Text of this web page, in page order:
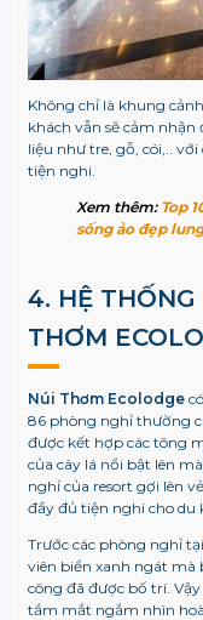
Không chỉ là khung
khách vẫn sẽ cảm
liệu như tre, gỗ, cói,..
tiện nghi.
Xem thêm: Top
sống ảo đẹp
4. HỆ
THƠM
Núi Thơm Ecolodge
86 phòng nghỉ thường
được kết hợp các tông
của cây lá nổi bật lên
nghỉ của resort gợi lên
đầy đủ tiện nghi cho du
Trước các phòng nghỉ tại
viên biển xanh ngát mà
công đã được bố trí.
tầm mắt ngắm nhìn